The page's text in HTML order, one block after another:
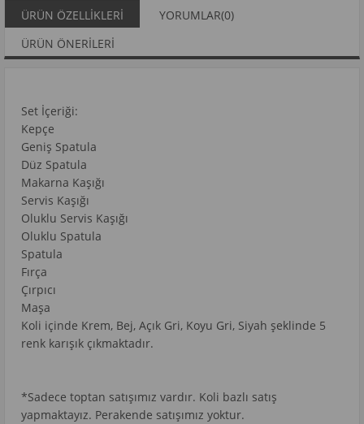
ÜRÜN ÖZELLIKLERI YORUMLAR(0)
ÜRÜN ÖNERILERI
Set İçeriği:
Kepçe
Geniş Spatula
Düz Spatula
Makarna Kaşığı
Servis Kaşığı
Oluklu Servis Kaşığı
Oluklu Spatula
Spatula
Fırça
Çırpıcı
Maşa
Koli içinde Krem, Bej, Açık Gri, Koyu Gri, Siyah şeklinde 5
renk karışık çıkmaktadır.
*Sadece toptan satışımız vardır. Koli bazlı satış
yapmaktayız. Perakende satışımız yoktur.